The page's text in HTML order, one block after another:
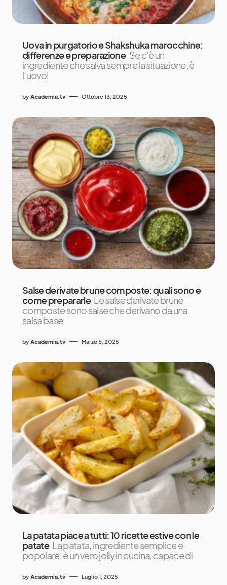
Uova in purgatorio e Shakshuka marocchine:
differenze e preparazione Se c’è un
ingrediente che salva sempre la situazione, è
l’uovo!
by Academia.tv Ottobre 13, 2025
Salse derivate brune composte: quali sono e
come prepararle Le salse derivate brune
composte sono salse che derivano da una
salsa base
by Academia.tv Marzo 5, 2025
La patata piace a tutti: 10 ricette estive con le
patate La patata, ingrediente semplice e
popolare, è un vero jolly in cucina, capace di
by Academia.tv Luglio 1, 2025